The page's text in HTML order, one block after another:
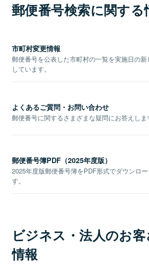
郵便番号検索に関する
市町村変更情報
郵便番号を公表した市町村の一覧を実施日の
しています。
よくあるご質問・お問い合わせ
郵便番号に関するさまざまな疑問にお答えしま
郵便番号簿PDF（2025年度版）
2025年度版郵便番号簿をPDF形式でダウンロー
す。
ビジネス・法人のお
情報